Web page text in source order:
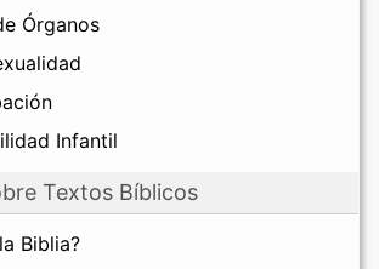
Órganos
Infantil
Textos Bíblicos
Biblia?